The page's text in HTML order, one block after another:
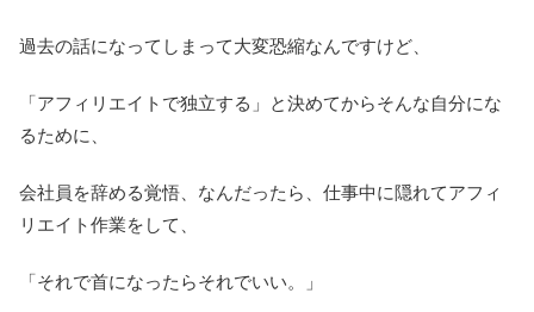
過去の話になってしまって大変恐縮なんですけど、
「アフィリエイトで独立する」と決めてからそんな自分にな
るために、
会社員を辞める覚悟、なんだったら、仕事中に隠れてアフィ
リエイト作業をして、
「それで首になったらそれでいい。」